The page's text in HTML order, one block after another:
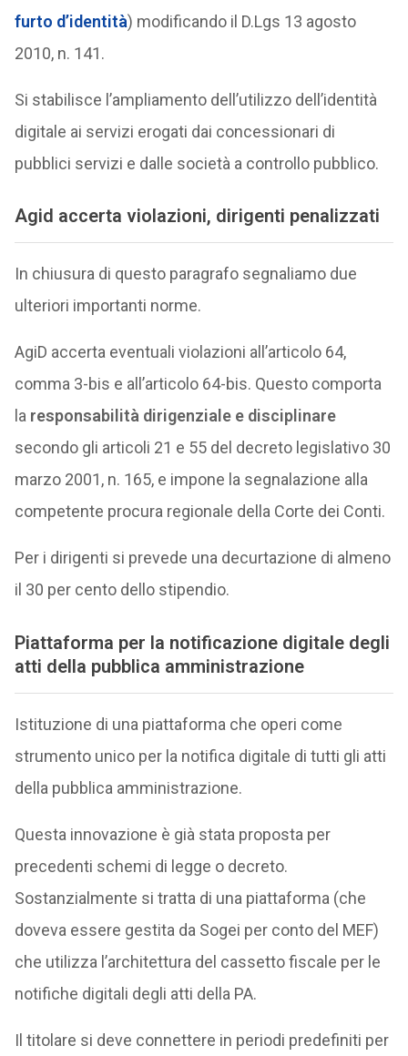
furto d’identità) modificando il D.Lgs 13 agosto
2010, n. 141.
Si stabilisce l’ampliamento dell’utilizzo dell’identità
digitale ai servizi erogati dai concessionari di
pubblici servizi e dalle società a controllo pubblico.
Agid accerta violazioni, dirigenti penalizzati
In chiusura di questo paragrafo segnaliamo due
ulteriori importanti norme.
AgiD accerta eventuali violazioni all’articolo 64,
comma 3-bis e all’articolo 64-bis. Questo comporta
la responsabilità dirigenziale e disciplinare
secondo gli articoli 21 e 55 del decreto legislativo 30
marzo 2001, n. 165, e impone la segnalazione alla
competente procura regionale della Corte dei Conti.
Per i dirigenti si prevede una decurtazione di almeno
il 30 per cento dello stipendio.
Piattaforma per la notificazione digitale degli
atti della pubblica amministrazione
Istituzione di una piattaforma che operi come
strumento unico per la notifica digitale di tutti gli atti
della pubblica amministrazione.
Questa innovazione è già stata proposta per
precedenti schemi di legge o decreto.
Sostanzialmente si tratta di una piattaforma (che
doveva essere gestita da Sogei per conto del MEF)
che utilizza l’architettura del cassetto fiscale per le
notifiche digitali degli atti della PA.
Il titolare si deve connettere in periodi predefiniti per